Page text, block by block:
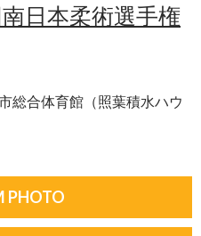
日本柔術選手権
総合体育館（照葉積水ハウ
PHOTO